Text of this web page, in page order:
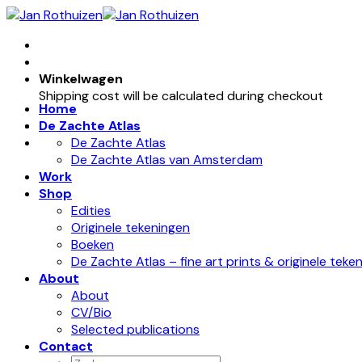
Skip
content
Winkelwagen
Shipping cost will be calculated during checkout
Home
De Zachte Atlas
De Zachte Atlas
De Zachte Atlas van Amsterdam
Work
Shop
Edities
Originele tekeningen
Boeken
De Zachte Atlas – fine art prints & originele
About
About
CV/Bio
Selected publications
Contact